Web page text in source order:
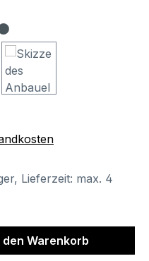
Lieferzeit: max. 4
den
den Warenkorb